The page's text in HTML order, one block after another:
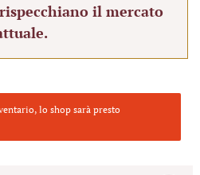
il mercato
lo shop sarà presto